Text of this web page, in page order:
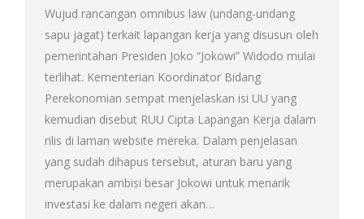
Wujud rancangan omnibus law (undang-undang
sapu jagat) terkait lapangan kerja yang disusun oleh
pemerintahan Presiden Joko “Jokowi” Widodo mulai
terlihat. Kementerian Koordinator Bidang
Perekonomian sempat menjelaskan isi UU yang
kemudian disebut RUU Cipta Lapangan Kerja dalam
rilis di laman website mereka. Dalam penjelasan
yang sudah dihapus tersebut, aturan baru yang
merupakan ambisi besar Jokowi untuk menarik
investasi ke dalam negeri akan…